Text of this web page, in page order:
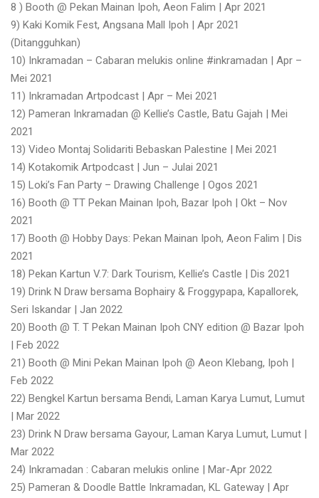
8 ) Booth @ Pekan Mainan Ipoh, Aeon Falim | Apr 2021
9) Kaki Komik Fest, Angsana Mall Ipoh | Apr 2021
(Ditangguhkan)
10) Inkramadan – Cabaran melukis online #inkramadan | Apr –
Mei 2021
11) Inkramadan Artpodcast | Apr – Mei 2021
12) Pameran Inkramadan @ Kellie’s Castle, Batu Gajah | Mei
2021
13) Video Montaj Solidariti Bebaskan Palestine | Mei 2021
14) Kotakomik Artpodcast | Jun – Julai 2021
15) Loki’s Fan Party – Drawing Challenge | Ogos 2021
16) Booth @ TT Pekan Mainan Ipoh, Bazar Ipoh | Okt – Nov
2021
17) Booth @ Hobby Days: Pekan Mainan Ipoh, Aeon Falim | Dis
2021
18) Pekan Kartun V.7: Dark Tourism, Kellie’s Castle | Dis 2021
19) Drink N Draw bersama Bophairy & Froggypapa, Kapallorek,
Seri Iskandar | Jan 2022
20) Booth @ T. T Pekan Mainan Ipoh CNY edition @ Bazar Ipoh
| Feb 2022
21) Booth @ Mini Pekan Mainan Ipoh @ Aeon Klebang, Ipoh |
Feb 2022
22) Bengkel Kartun bersama Bendi, Laman Karya Lumut, Lumut
| Mar 2022
23) Drink N Draw bersama Gayour, Laman Karya Lumut, Lumut |
Mar 2022
24) Inkramadan : Cabaran melukis online | Mar-Apr 2022
25) Pameran & Doodle Battle Inkramadan, KL Gateway | Apr